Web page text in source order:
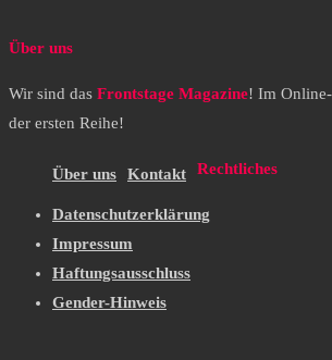
Über uns
Wir sind das Frontstage Magazine! Im
der ersten Reihe!
Über uns Kontakt Rechtliches
Datenschutzerklärung
Impressum
Haftungsausschluss
Gender-Hinweis